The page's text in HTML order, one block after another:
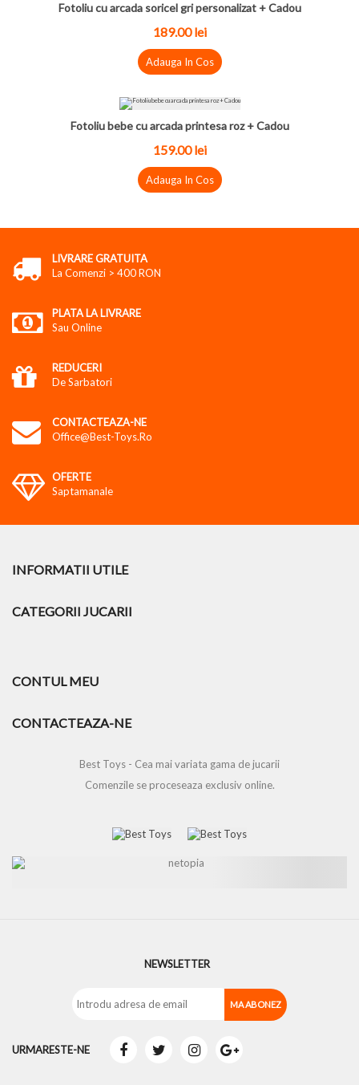
Fotoliu cu arcada soricel gri personalizat + Cadou
189.00lei
Adauga In Cos
Fotoliu bebe cu arcada printesa roz + Cadou
159.00lei
Adauga In Cos
LIVRARE GRATUITA
La Comenzi > 400 RON
PLATA LA LIVRARE
Sau Online
REDUCERI
De Sarbatori
CONTACTEAZA-NE
Office@best-Toys.ro
OFERTE
Saptamanale
INFORMATII UTILE
CATEGORII JUCARII
CONTUL MEU
CONTACTEAZA-NE
Best Toys - Cea mai variata gama de jucarii
Comenzile se proceseaza exclusiv online.
NEWSLETTER
URMARESTE-NE